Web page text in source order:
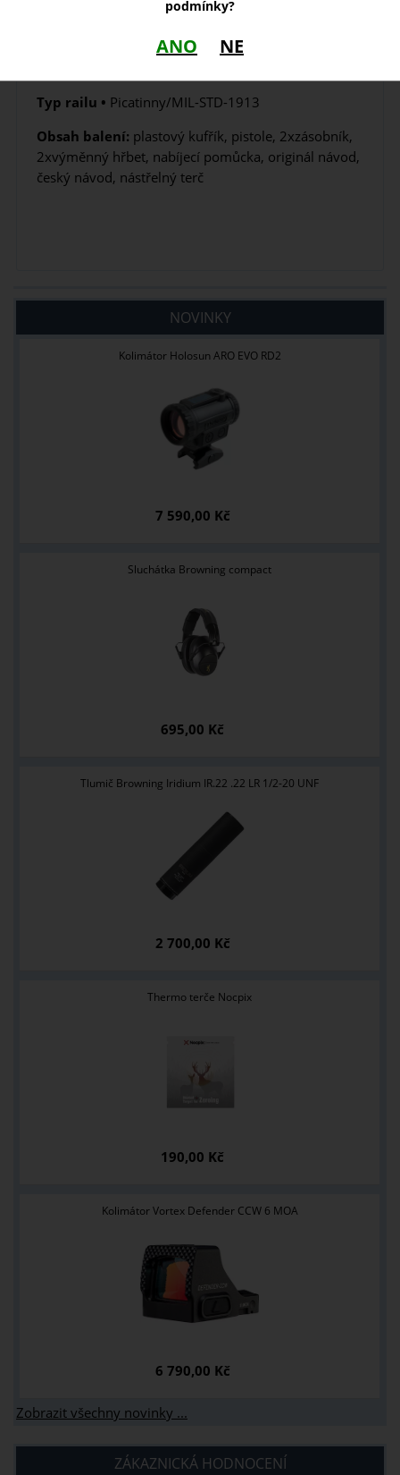
Typ railu • Picatinny/MIL-STD-1913
Obsah balení: plastový kufřík, pistole, 2xzásobník,
2xvýměnný hřbet, nabíjecí pomůcka, originál návod,
český návod, nástřelný terč
NOVINKY
Kolimátor Holosun ARO EVO RD2
7 590,00 Kč
Sluchátka Browning compact
695,00 Kč
Tlumič Browning Iridium IR.22 .22 LR 1/2-20 UNF
2 700,00 Kč
Thermo terče Nocpix
190,00 Kč
Kolimátor Vortex Defender CCW 6 MOA
6 790,00 Kč
Zobrazit všechny novinky ...
ZÁKAZNICKÁ HODNOCENÍ
podmínky?
ANO NE